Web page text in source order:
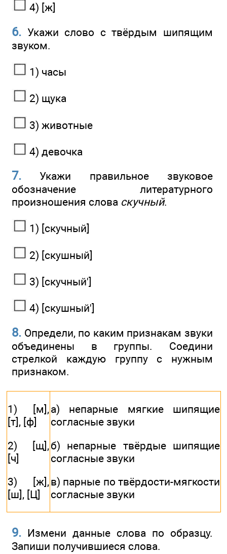
4) [ж]
6. Укажи слово с твёрдым шипящим
звуком.
1) часы
2) щука
3) животные
4) девочка
7. Укажи правильное звуковое
обозначение литературного
произношения слова скучный.
1) [скучный]
2) [скушный]
3) [скучный']
4) [скушный']
8. Определи, по каким признакам звуки
объединены в группы. Соедини
стрелкой каждую группу с нужным
признаком.
1) [м],
[т], [ф]
2) [щ],
[ч]
3) [ж],
[ш], [Ц]
а) непарные мягкие шипящие
согласные звуки
б) непарные твёрдые шипящие
согласные звуки
в) парные по твёрдости-мягкости
согласные звуки
9. Измени данные слова по образцу.
Запиши получившиеся слова.